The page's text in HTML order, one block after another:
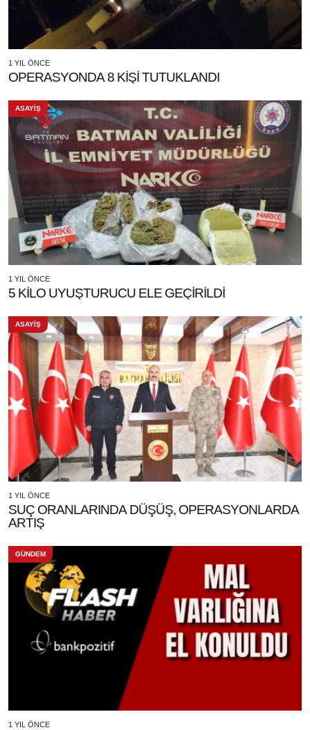
1 YIL ÖNCE
OPERASYONDA 8 KİŞİ TUTUKLANDI
ASAYİŞ
1 YIL ÖNCE
5 KİLO UYUŞTURUCU ELE GEÇİRİLDİ
ASAYİŞ
1 YIL ÖNCE
SUÇ ORANLARINDA DÜŞÜŞ, OPERASYONLARDA
ARTIŞ
GÜNDEM
1 YIL ÖNCE